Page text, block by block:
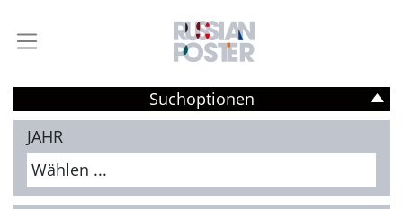
Suchoptionen
JAHR
Wählen ...